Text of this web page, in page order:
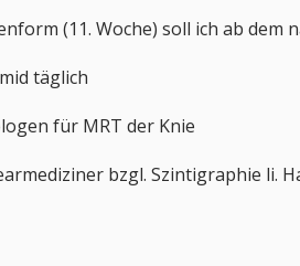
(11. Woche) soll ich ab dem
täglich
für MRT der Knie
bzgl. Szintigraphie li.